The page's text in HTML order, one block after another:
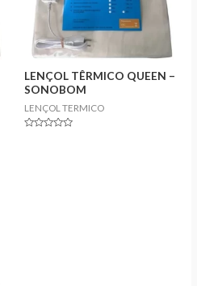
LENÇOL TÊRMICO QUEEN –
SONOBOM
LENÇOL TERMICO